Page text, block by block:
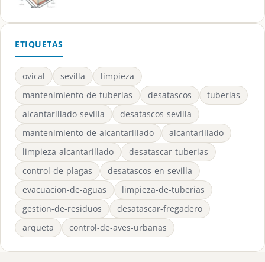
ETIQUETAS
ovical sevilla
limpieza
mantenimiento-de-tuberias
desatascos
tuberias
alcantarillado-sevilla
desatascos-sevilla
mantenimiento-de-alcantarillado
alcantarillado
limpieza-alcantarillado
desatascar-tuberias
control-de-plagas
desatascos-en-sevilla
evacuacion-de-aguas
limpieza-de-tuberias
gestion-de-residuos
desatascar-fregadero
arqueta
control-de-aves-urbanas